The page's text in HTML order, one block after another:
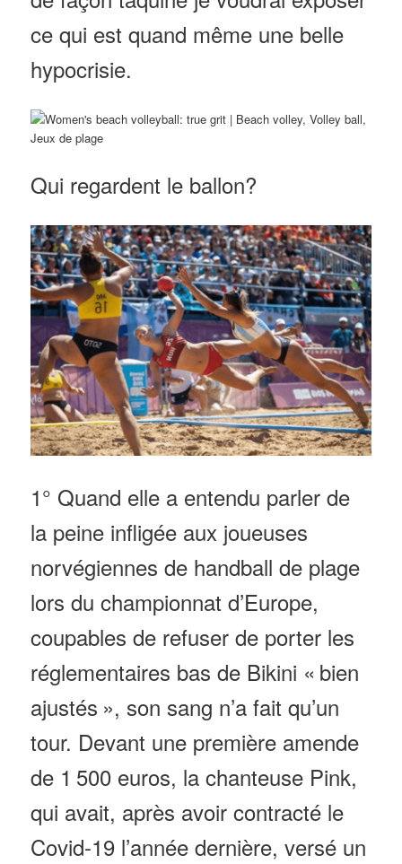
ce qui est quand même une belle
hypocrisie.
Qui regardent le ballon?
1° Quand elle a entendu parler de
la peine infligée aux joueuses
norvégiennes de handball de plage
lors du championnat d’Europe,
coupables de refuser de porter les
réglementaires bas de Bikini « bien
ajustés », son sang n’a fait qu’un
tour. Devant une première amende
de 1 500 euros, la chanteuse Pink,
qui avait, après avoir contracté le
Covid-19 l’année dernière, versé un